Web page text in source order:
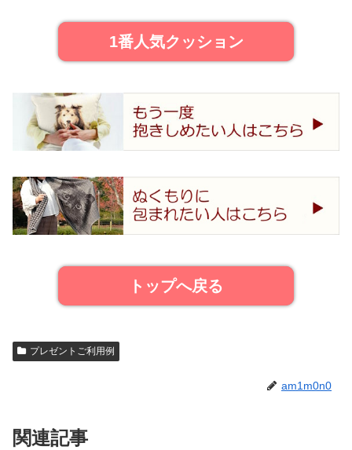
1番人気クッション
トップへ戻る
プレゼントご利用例
am1m0n0
関連記事